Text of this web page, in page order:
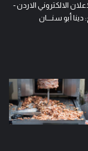
الالكتروني الاردن -
أبو سنــــان